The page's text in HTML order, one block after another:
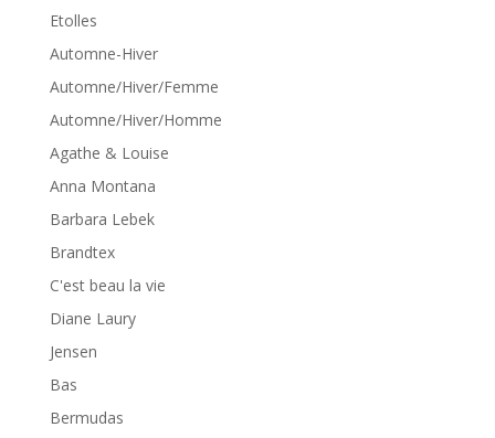
Etolles
Automne-Hiver
Automne/Hiver/Femme
Automne/Hiver/Homme
Agathe & Louise
Anna Montana
Barbara Lebek
Brandtex
C'est beau la vie
Diane Laury
Jensen
Bas
Bermudas